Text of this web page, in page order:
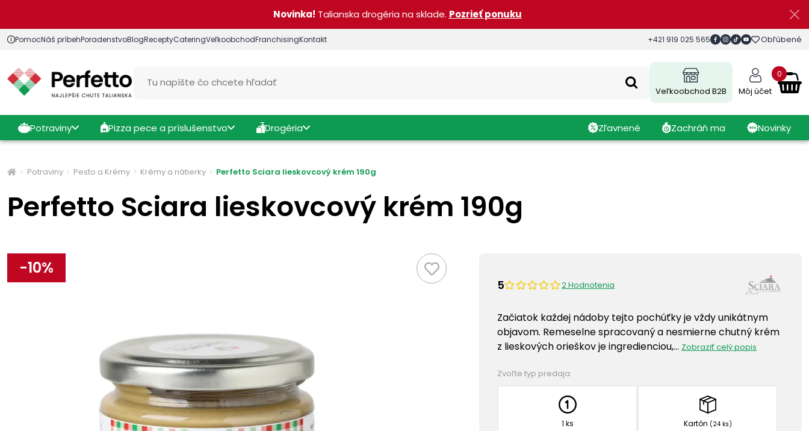
Novinka! Talianska drogéria na sklade. Pozrieť ponuku
PomocNáš príbehPoradenstvoBlogReceptyCateringVeľkoobchodFranchisingKontakt +421 919 025 565 Obľúbené
Veľkoobchod B2B Môj účet
0
Potraviny Pizza pece a príslušenstvo Drogéria Zľavnené Zachráň ma Novinky
Potraviny Pesto a Krémy Krémy a nátierky Perfetto Sciara lieskovcový krém 190g
Perfetto Sciara lieskovcový krém 190g
-10%
5 2 Hodnotenia
Začiatok každej nádoby tejto pochúťky je vždy unikátnym
objavom. Remeselne spracovaný a nesmierne chutný krém
z lieskových orieškov je ingredienciou,… Zobraziť celý popis
Zvoľte typ predaja:
1 ks Kartón (24 ks)